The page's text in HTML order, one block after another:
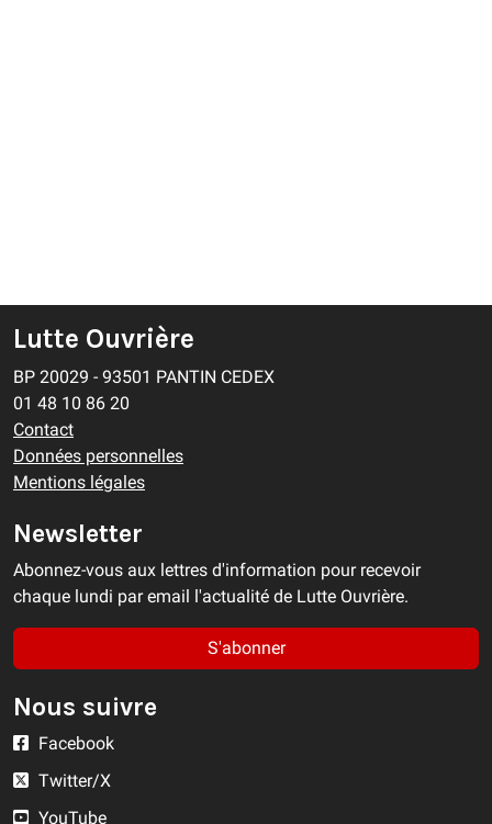
Lutte Ouvrière
BP 20029 - 93501 PANTIN CEDEX
01 48 10 86 20
Contact
Données personnelles
Mentions légales
Newsletter
Abonnez-vous aux lettres d'information pour recevoir
chaque lundi par email l'actualité de Lutte Ouvrière.
S'abonner
Nous suivre
Facebook
Twitter/X
YouTube